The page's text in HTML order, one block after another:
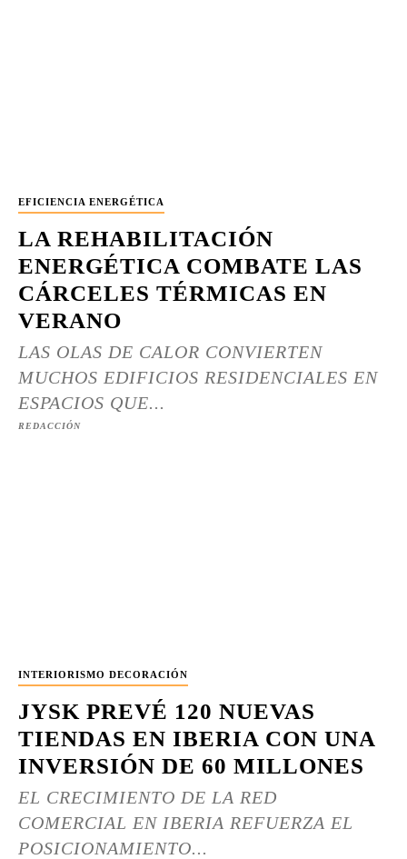
EFICIENCIA ENERGÉTICA
LA REHABILITACIÓN
ENERGÉTICA COMBATE LAS
CÁRCELES TÉRMICAS EN
VERANO
LAS OLAS DE CALOR CONVIERTEN
MUCHOS EDIFICIOS RESIDENCIALES EN
ESPACIOS QUE...
REDACCIÓN
INTERIORISMO DECORACIÓN
JYSK PREVÉ 120 NUEVAS
TIENDAS EN IBERIA CON UNA
INVERSIÓN DE 60 MILLONES
EL CRECIMIENTO DE LA RED
COMERCIAL EN IBERIA REFUERZA EL
POSICIONAMIENTO...